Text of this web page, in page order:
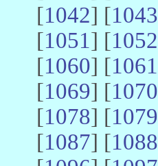
[1042] [1043
[1051] [1052
[1060] [1061
[1069] [1070
[1078] [1079
[1087] [1088